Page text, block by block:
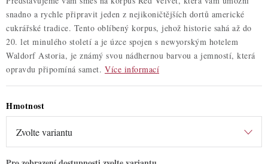
snadno a rychle připravit jeden z nejikoničtějších dortů americké
cukrářské tradice. Tento oblíbený korpus, jehož historie sahá až do
20. let minulého století a je úzce spojen s newyorským hotelem
Waldorf Astoria, je známý svou nádhernou barvou a jemností, která
opravdu připomíná samet. Více informací
Hmotnost